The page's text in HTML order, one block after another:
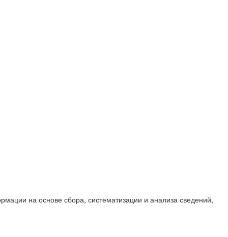
на основе сбора, систематизации и анализа сведений,